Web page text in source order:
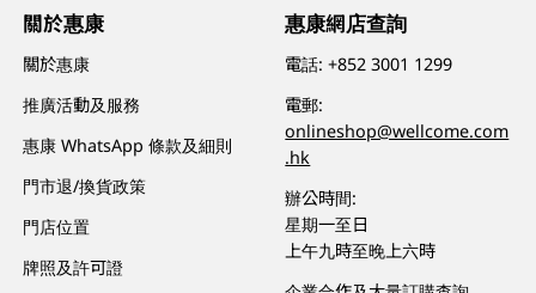
關於惠康
關於惠康
推廣活動及服務
惠康 WhatsApp 條款及細則
門市退/換貨政策
門店位置
牌照及許可證
惠康網店查詢
電話:+852 3001 1299
電郵:
onlineshop@wellcome.com
.hk
辦公時間:
星期一至日
上午九時至晚上六時